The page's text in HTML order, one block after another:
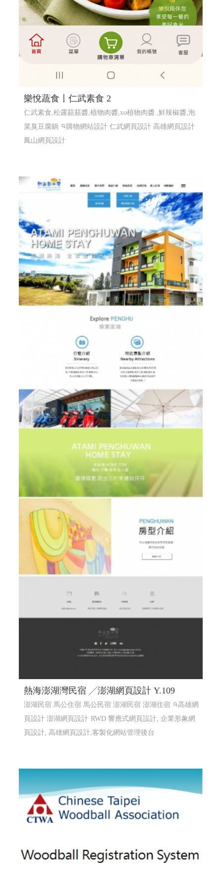
樂悅蔬食〡仁武素食 2
仁武素食,松露菇菇醬,植物肉醬,xo植物肉醬 ,鮮辣椒醬,泡
菜臭豆腐鍋
購物網站設計仁武網頁設計 高雄網頁設計
鳳山網頁設計
熱海澎湖灣民宿 ╱澎湖網頁設計 Y.109
澎湖民宿 馬公住宿 馬公民宿 澎湖民宿 澎湖住宿
高雄網
頁設計 澎湖網頁設計 RWD 響應式網頁設計, 企業形象網
頁設計, 高雄網頁設計,客製化網站管理後台